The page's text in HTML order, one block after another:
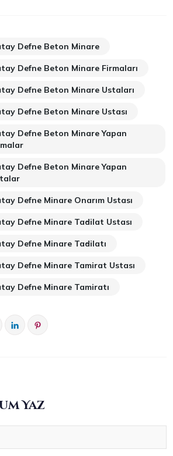
Defne Beton Minare
Defne Beton Minare Firmaları
Defne Beton Minare Ustaları
Defne Beton Minare Ustası
Defne Beton Minare Yapan
Defne Beton Minare Yapan
Defne Minare Onarım Ustası
Defne Minare Tadilat Ustası
Defne Minare Tadilatı
Defne Minare Tamirat Ustası
Defne Minare Tamiratı
Yaz